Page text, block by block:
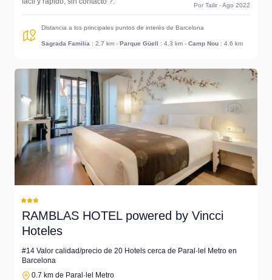
Por Tailir - Ago 2022
Distancia a los principales puntos de interés de Barcelona
Sagrada Familia : 2.7 km - Parque Güell : 4.3 km - Camp Nou : 4.6 km
RAMBLAS HOTEL powered by Vincci
Hoteles
#14 Valor calidad/precio de 20 Hotels cerca de Paral·lel Metro en
Barcelona
0.7 km de Paral·lel Metro